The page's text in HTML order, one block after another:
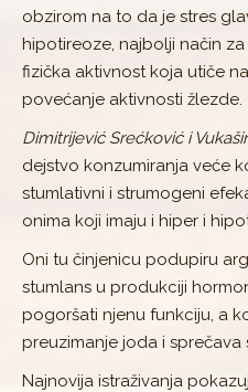
obzirom na to da je stres
hipotireoze, najbolji način
fizička aktivnost koja utiče
povećanje aktivnosti žlezde.
Dimitrijević Srećković i
dejstvo konzumiranja veće
stumlativni i strumogeni
onima koji imaju i hiper i
Oni tu činjenicu podupiru
stumlans u produkciji
pogoršati njenu funkciju, a
preuzimanje joda i
Najnovija istraživanja